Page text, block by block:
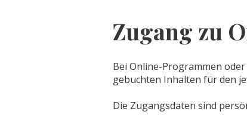
Zugang zu
Bei Online-Programmen
gebuchten Inhalten für den
Die Zugangsdaten sind